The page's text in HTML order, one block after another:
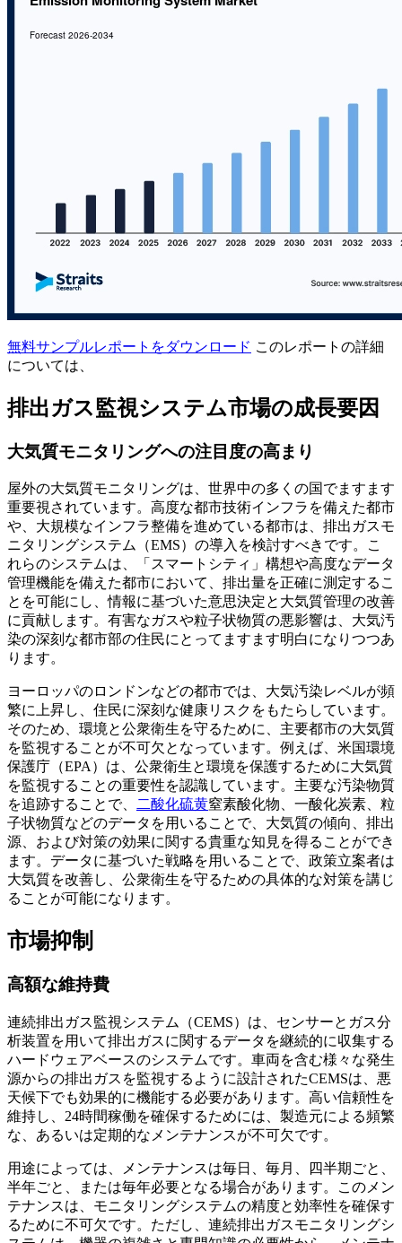
無料サンプルレポートをダウンロード このレポートの詳細
については、
排出ガス監視システム市場の成長要因
大気質モニタリングへの注目度の高まり
屋外の大気質モニタリングは、世界中の多くの国でますます
重要視されています。高度な都市技術インフラを備えた都市
や、大規模なインフラ整備を進めている都市は、排出ガスモ
ニタリングシステム（EMS）の導入を検討すべきです。こ
れらのシステムは、「スマートシティ」構想や高度なデータ
管理機能を備えた都市において、排出量を正確に測定するこ
とを可能にし、情報に基づいた意思決定と大気質管理の改善
に貢献します。有害なガスや粒子状物質の悪影響は、大気汚
染の深刻な都市部の住民にとってますます明白になりつつあ
ります。
ヨーロッパのロンドンなどの都市では、大気汚染レベルが頻
繁に上昇し、住民に深刻な健康リスクをもたらしています。
そのため、環境と公衆衛生を守るために、主要都市の大気質
を監視することが不可欠となっています。例えば、米国環境
保護庁（EPA）は、公衆衛生と環境を保護するために大気質
を監視することの重要性を認識しています。主要な汚染物質
を追跡することで、
二酸化硫黄窒素酸化物、一酸化炭素、粒
子状物質などのデータを用いることで、大気質の傾向、排出
源、および対策の効果に関する貴重な知見を得ることができ
ます。データに基づいた戦略を用いることで、政策立案者は
大気質を改善し、公衆衛生を守るための具体的な対策を講じ
ることが可能になります。
市場抑制
高額な維持費
連続排出ガス監視システム（CEMS）は、センサーとガス分
析装置を用いて排出ガスに関するデータを継続的に収集する
ハードウェアベースのシステムです。車両を含む様々な発生
源からの排出ガスを監視するように設計されたCEMSは、悪
天候下でも効果的に機能する必要があります。高い信頼性を
維持し、24時間稼働を確保するためには、製造元による頻繁
な、あるいは定期的なメンテナンスが不可欠です。
用途によっては、メンテナンスは毎日、毎月、四半期ごと、
半年ごと、または毎年必要となる場合があります。このメン
テナンスは、モニタリングシステムの精度と効率性を確保す
るために不可欠です。ただし、連続排出ガスモニタリングシ